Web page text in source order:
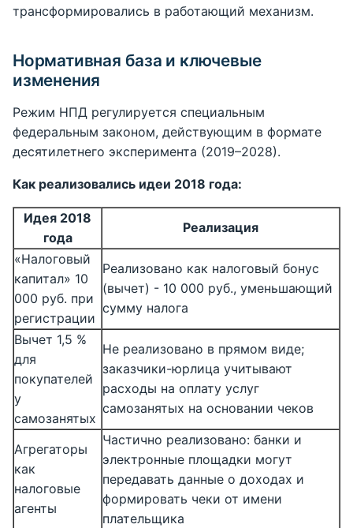
трансформировались в работающий механизм.
Нормативная база и ключевые
изменения
Режим НПД регулируется специальным
федеральным законом, действующим в формате
десятилетнего эксперимента (2019–2028).
Как реализовались идеи 2018 года:
Идея 2018
года
Реализация
«Налоговый
капитал» 10
000 руб. при
регистрации
Реализовано как налоговый бонус
(вычет) - 10 000 руб., уменьшающий
сумму налога
Вычет 1,5 %
для
покупателей
у
самозанятых
Не реализовано в прямом виде;
заказчики-юрлица учитывают
расходы на оплату услуг
самозанятых на основании чеков
Агрегаторы
как
налоговые
агенты
Частично реализовано: банки и
электронные площадки могут
передавать данные о доходах и
формировать чеки от имени
плательщика